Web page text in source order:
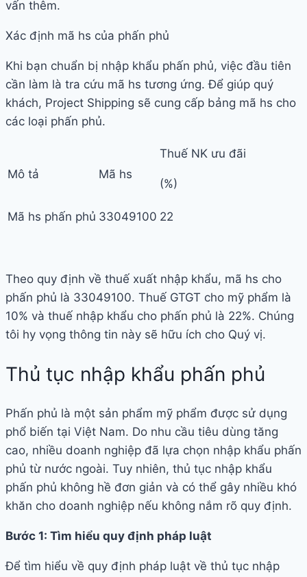
vấn thêm.
Xác định mã hs của phấn phủ
Khi bạn chuẩn bị nhập khẩu phấn phủ, việc đầu tiên
cần làm là tra cứu mã hs tương ứng. Để giúp quý
khách, Project Shipping sẽ cung cấp bảng mã hs cho
các loại phấn phủ.
Mô tả Mã hs
Thuế NK ưu đãi
(%)
Mã hs phấn phủ 33049100 22
Theo quy định về thuế xuất nhập khẩu, mã hs cho
phấn phủ là 33049100. Thuế GTGT cho mỹ phẩm là
10% và thuế nhập khẩu cho phấn phủ là 22%. Chúng
tôi hy vọng thông tin này sẽ hữu ích cho Quý vị.
Thủ tục nhập khẩu phấn phủ
Phấn phủ là một sản phẩm mỹ phẩm được sử dụng
phổ biến tại Việt Nam. Do nhu cầu tiêu dùng tăng
cao, nhiều doanh nghiệp đã lựa chọn nhập khẩu phấn
phủ từ nước ngoài. Tuy nhiên, thủ tục nhập khẩu
phấn phủ không hề đơn giản và có thể gây nhiều khó
khăn cho doanh nghiệp nếu không nắm rõ quy định.
Bước 1: Tìm hiểu quy định pháp luật
Để tìm hiểu về quy định pháp luật về thủ tục nhập